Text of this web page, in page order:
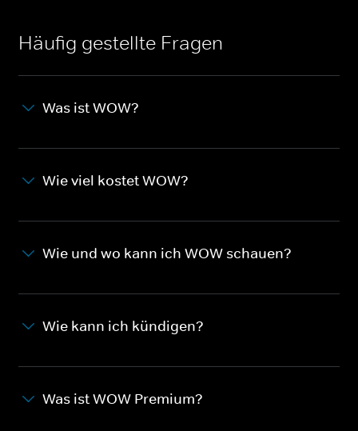
Häufig gestellte Fragen
Was ist WOW?
Wie viel kostet WOW?
Wie und wo kann ich WOW schauen?
Wie kann ich kündigen?
Was ist WOW Premium?